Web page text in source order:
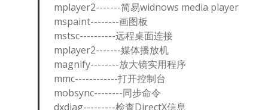
mplayer2-------简易widnows media player
mspaint--------画图板
mstsc----------远程桌面连接
mplayer2-------媒体播放机
magnify--------放大镜实用程序
mmc------------打开控制台
mobsync--------同步命令
dxdiag---------检查DirectX信息